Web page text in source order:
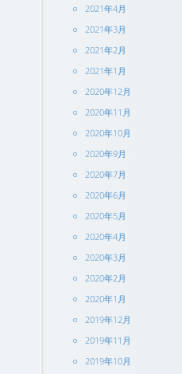
2021年4月
2021年3月
2021年2月
2021年1月
2020年12月
2020年11月
2020年10月
2020年9月
2020年7月
2020年6月
2020年5月
2020年4月
2020年3月
2020年2月
2020年1月
2019年12月
2019年11月
2019年10月